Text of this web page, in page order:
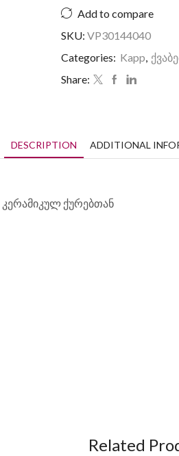
Add to compare
SKU: VP30144040
Categories: Kapp
Share:
DESCRIPTION ADDITIONAL
ქურებთან
Related